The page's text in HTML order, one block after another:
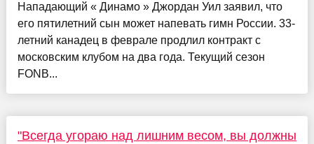
Нападающий « Динамо » Джордан Уил заявил, что
его пятилетний сын может напевать гимн России. 33-
летний канадец в феврале продлил контракт с
московским клубом на два года. Текущий сезон
FONB...
"Всегда угораю над лишним весом, вы должны